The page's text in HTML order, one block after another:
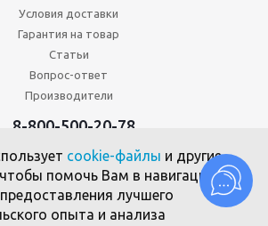
Условия доставки
Гарантия на товар
Статьи
Вопрос-ответ
Производители
8-800-500-20-78
конфиденциальности
соглашение
использования файлов cookie
cookie-файлы и другие
помочь Вам в навигации,
лучшего
опыта и анализа